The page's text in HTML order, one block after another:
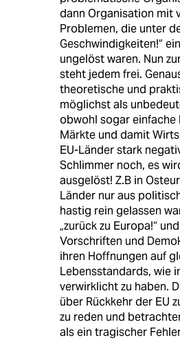
dann Organisation mit
Problemen, die unter
Geschwindigkeiten!“
ungelöst waren. Nun
steht jedem frei.
theoretische und
möglichst als
obwohl sogar einfache
Märkte und damit
EU-Länder stark
Schlimmer noch, es
ausgelöst! Z.B in
Länder nur aus
hastig rein gelassen
„zurück zu Europa!“
Vorschriften und
ihren Hoffnungen auf
Lebensstandards, wie
verwirklicht zu haben.
über Rückkehr der EU
zu reden und
als ein tragischer